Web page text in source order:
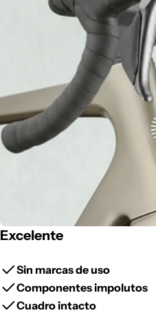
Excelente
Sin marcasde uso
Componentesimpolutos
Cuadrointacto